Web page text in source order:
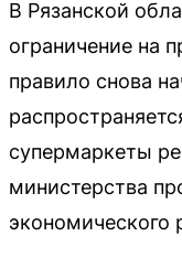
В Рязанской
ограничение на
правило снова
супермаркеты
министерства
экономического